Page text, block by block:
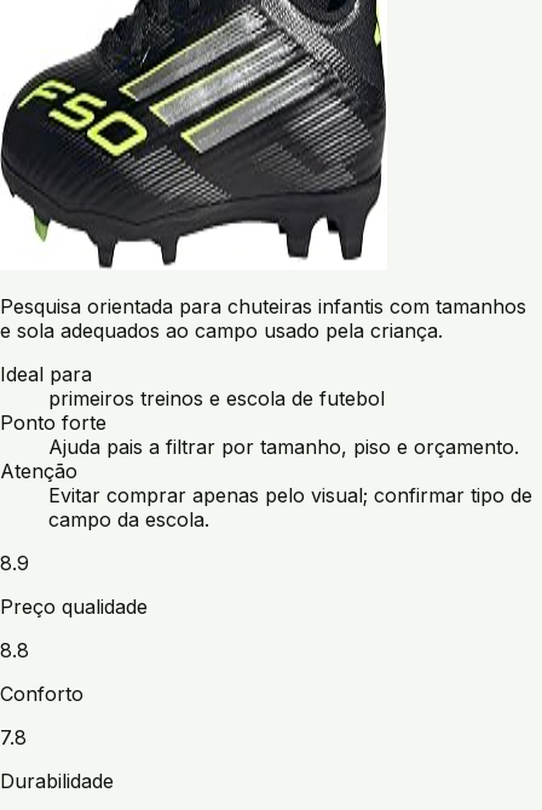
Pesquisa orientada para chuteiras infantis com tamanhos
e sola adequados ao campo usado pela criança.
Ideal para
primeiros treinos e escola de futebol
Ponto forte
Ajuda pais a filtrar por tamanho, piso e orçamento.
Atenção
Evitar comprar apenas pelo visual; confirmar tipo de
campo da escola.
8.9
Preço qualidade
8.8
Conforto
7.8
Durabilidade